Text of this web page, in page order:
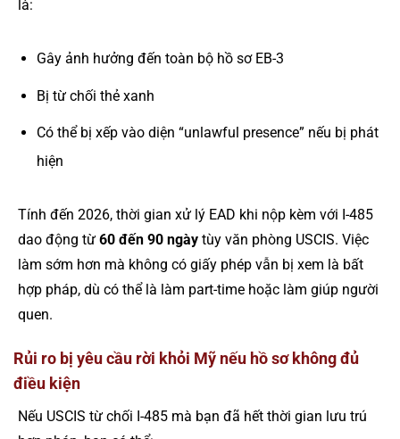
là:
Gây ảnh hưởng đến toàn bộ hồ sơ EB-3
Bị từ chối thẻ xanh
Có thể bị xếp vào diện “unlawful presence” nếu bị phát
hiện
Tính đến 2026, thời gian xử lý EAD khi nộp kèm với I-485
dao động từ 60 đến 90 ngày tùy văn phòng USCIS. Việc
làm sớm hơn mà không có giấy phép vẫn bị xem là bất
hợp pháp, dù có thể là làm part-time hoặc làm giúp người
quen.
Rủi ro bị yêu cầu rời khỏi Mỹ nếu hồ sơ không đủ
điều kiện
Nếu USCIS từ chối I-485 mà bạn đã hết thời gian lưu trú